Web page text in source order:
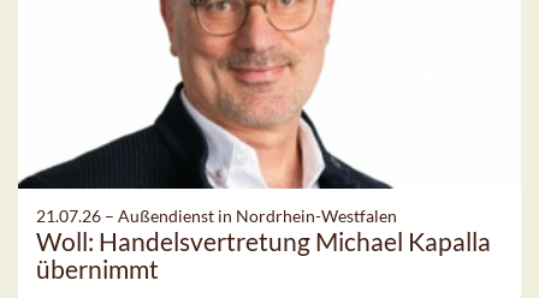
21.07.26 – Außendienst in Nordrhein-Westfalen
Woll: Handelsvertretung Michael Kapalla
übernimmt